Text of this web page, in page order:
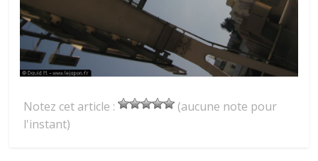
Notez cet article :
(aucune note pour
l'instant)